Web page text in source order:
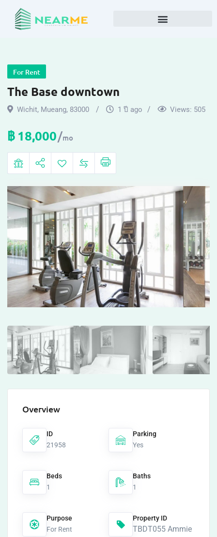
For Rent
The Base downtown
Wichit, Mueang, 83000 1 ปี ago Views: 505
฿ 18,000 mo
Overview
ID
21958
Parking
Yes
Beds
1
Baths
1
Purpose
For Rent
Property ID
TBDT055 Ammie